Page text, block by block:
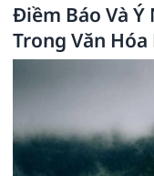
Điềm Báo Và
Trong Văn Hóa